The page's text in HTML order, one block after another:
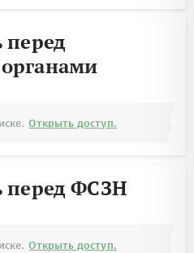
перед
Открыть доступ.
перед ФСЗН
Открыть доступ.